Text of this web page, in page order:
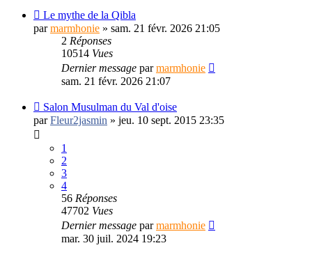
Le mythe de la Qibla
parmarmhonie » sam. 21 févr. 2026 21:05
2 Réponses
10514 Vues
Dernier message parmarmhonie
sam. 21 févr. 2026 21:07
Salon Musulman du Val d'oise
parFleur2jasmin » jeu. 10 sept. 2015 23:35
1
2
3
4
56 Réponses
47702 Vues
Dernier message parmarmhonie
mar. 30 juil. 2024 19:23